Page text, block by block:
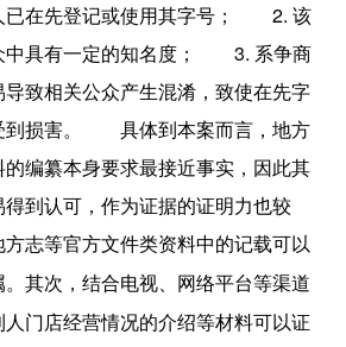
在先登记或使用其字号；
2. 该
具有一定的知名度；
3. 系争商
致相关公众产生混淆，致使在先字
损害。
具体到本案而言，地方
编纂本身要求最接近事实，因此其
到认可，作为证据的证明力也较
志等官方文件类资料中的记载可以
其次， 结合电视、网络平台等渠道
门店经营情况的介绍等材料可以证